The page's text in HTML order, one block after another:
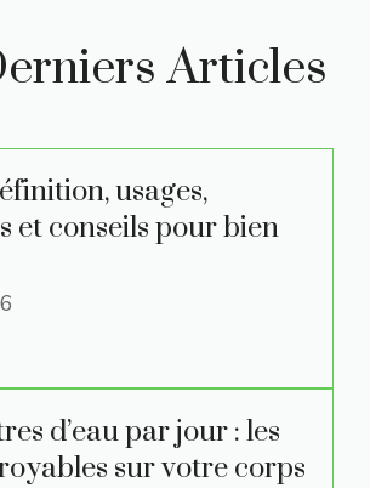
Articles
usages,
et conseils pour bien
d’eau par jour : les
sur votre corps